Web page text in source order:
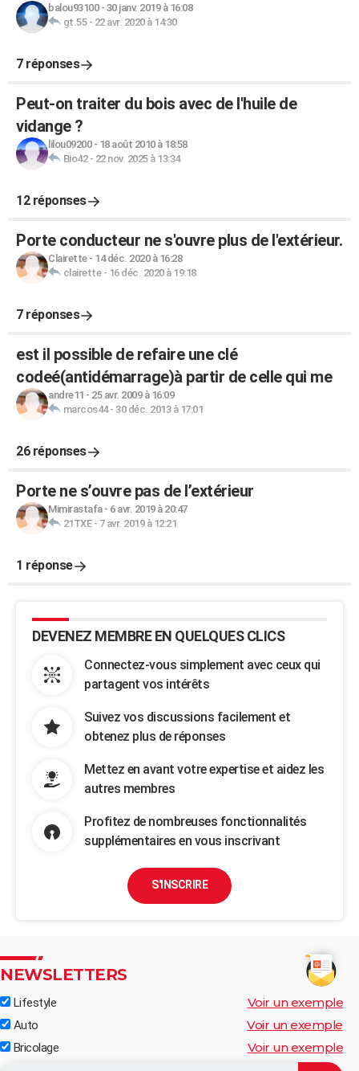
balou93100- 30 janv. 2019 à 16:08
gt.55- 22 avr. 2020 à 14:30
7 réponses
Peut-on traiter du bois avec de l'huile de
vidange ?
lilou09200- 18 août 2010 à 18:58
Bio42- 22 nov. 2025 à 13:34
12 réponses
Porte conducteur ne s'ouvre plus de l'extérieur.
Clairette- 14 déc. 2020 à 16:28
clairette- 16 déc. 2020 à 19:18
7 réponses
est il possible de refaire une clé
codeé(antidémarrage)à partir de celle qui me
andre11 - 25 avr. 2009 à 16:09
marcos44- 30 déc. 2013 à 17:01
26 réponses
Porte ne s’ouvre pas de l’extérieur
Mimirastafa- 6 avr. 2019 à 20:47
21TXE- 7 avr. 2019 à 12:21
1 réponse
DEVENEZ MEMBRE EN QUELQUES CLICS
Connectez-vous simplement avec ceux qui
partagent vos intérêts
Suivez vos discussions facilement et
obtenez plus de réponses
Mettez en avant votre expertise et aidez les
autres membres
Profitez de nombreuses fonctionnalités
supplémentaires en vous inscrivant
S'INSCRIRE
NEWSLETTERS
Lifestyle Voir un exemple
Auto Voir un exemple
Bricolage Voir un exemple